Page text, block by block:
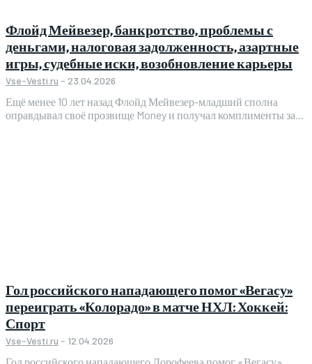
Флойд Мейвезер, банкротство, проблемы с
деньгами, налоговая задолженность, азартные
игры, судебные иски, возобновление карьеры
Vse-Vesti.ru - 23.04.2026
Ещё менее 10 лет назад Флойд Мейвезер-младший сполна
оправдывал своё прозвище Money и получал комплименты за...
Гол российского нападающего помог «Вегасу»
переиграть «Колорадо» в матче НХЛ: Хоккей:
Спорт
Vse-Vesti.ru - 12.04.2026